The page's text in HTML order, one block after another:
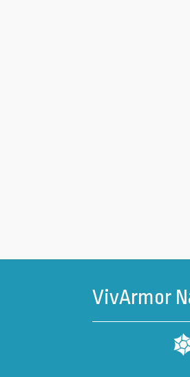
VivArmor